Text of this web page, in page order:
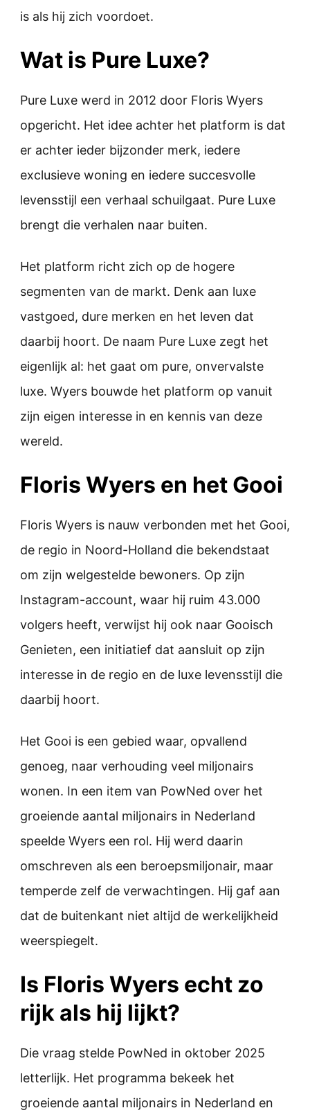
is als hij zich voordoet.
Wat is Pure Luxe?
Pure Luxe werd in 2012 door Floris Wyers
opgericht. Het idee achter het platform is dat
er achter ieder bijzonder merk, iedere
exclusieve woning en iedere succesvolle
levensstijl een verhaal schuilgaat. Pure Luxe
brengt die verhalen naar buiten.
Het platform richt zich op de hogere
segmenten van de markt. Denk aan luxe
vastgoed, dure merken en het leven dat
daarbij hoort. De naam Pure Luxe zegt het
eigenlijk al: het gaat om pure, onvervalste
luxe. Wyers bouwde het platform op vanuit
zijn eigen interesse in en kennis van deze
wereld.
Floris Wyers en het Gooi
Floris Wyers is nauw verbonden met het Gooi,
de regio in Noord-Holland die bekendstaat
om zijn welgestelde bewoners. Op zijn
Instagram-account, waar hij ruim 43.000
volgers heeft, verwijst hij ook naar Gooisch
Genieten, een initiatief dat aansluit op zijn
interesse in de regio en de luxe levensstijl die
daarbij hoort.
Het Gooi is een gebied waar, opvallend
genoeg, naar verhouding veel miljonairs
wonen. In een item van PowNed over het
groeiende aantal miljonairs in Nederland
speelde Wyers een rol. Hij werd daarin
omschreven als een beroepsmiljonair, maar
temperde zelf de verwachtingen. Hij gaf aan
dat de buitenkant niet altijd de werkelijkheid
weerspiegelt.
Is Floris Wyers echt zo
rijk als hij lijkt?
Die vraag stelde PowNed in oktober 2025
letterlijk. Het programma bekeek het
groeiende aantal miljonairs in Nederland en